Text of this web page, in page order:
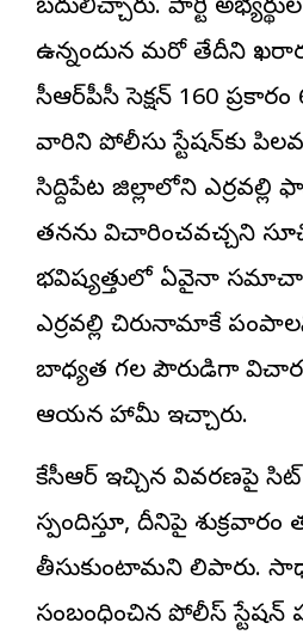
బదులిచ్చారు. పార్టీ
ఉన్నందున మరో తేదీని
సీఆర్‌పీసీ సెక్షన్ 160 ప్రకారం
వారిని పోలీసు స్టేషన్‌కు
సిద్దిపేట జిల్లాలోని
తనను విచారించవచ్చని
భవిష్యత్తులో ఏవైనా
ఎర్రవల్లి చిరునామాకే
బాధ్యత గల పౌరుడిగా
ఆయన హామీ ఇచ్చారు.
కేసీఆర్ ఇచ్చిన వివరణపై
స్పందిస్తూ, దీనిపై శుక్రవారం
తీసుకుంటామని తెలిపారు.
సంబంధించిన పోలీస్ స్టేషన్